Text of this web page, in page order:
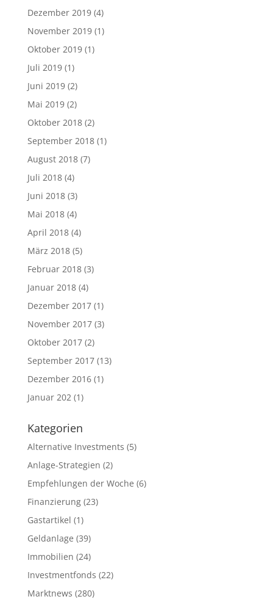
Dezember 2019(4)
November 2019(1)
Oktober 2019(1)
Juli 2019(1)
Juni 2019(2)
Mai 2019(2)
Oktober 2018(2)
September 2018(1)
August 2018(7)
Juli 2018(4)
Juni 2018(3)
Mai 2018(4)
April 2018(4)
März 2018(5)
Februar 2018(3)
Januar 2018(4)
Dezember 2017(1)
November 2017(3)
Oktober 2017(2)
September 2017(13)
Dezember 2016(1)
Januar 202(1)
Kategorien
Alternative Investments (5)
Anlage-Strategien (2)
Empfehlungen der Woche (6)
Finanzierung(23)
Gastartikel (1)
Geldanlage (39)
Immobilien (24)
Investmentfonds (22)
Marktnews (280)